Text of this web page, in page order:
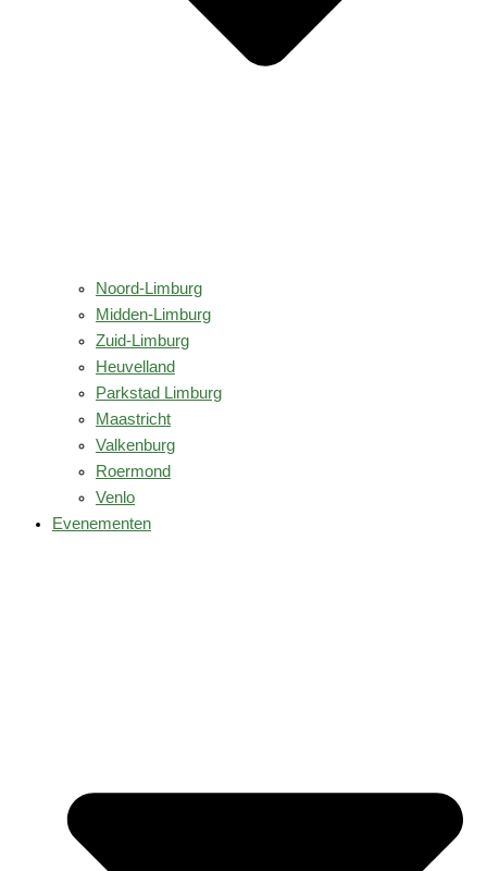
Noord-Limburg
Midden-Limburg
Zuid-Limburg
Heuvelland
Parkstad Limburg
Maastricht
Valkenburg
Roermond
Venlo
Evenementen